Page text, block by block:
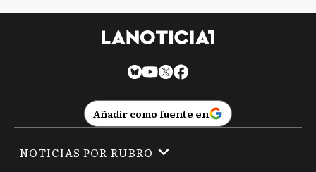
Añadir como fuente en
NOTICIAS POR RUBRO